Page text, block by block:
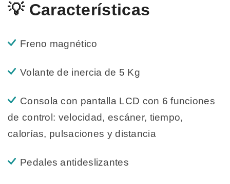
💡 Características
Freno magnético
Volante de inercia de 5 Kg
Consola con pantalla LCD con 6 funciones
de control: velocidad, escáner, tiempo,
calorías, pulsaciones y distancia
Pedales antideslizantes